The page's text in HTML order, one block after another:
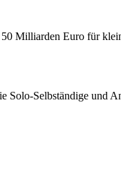
Milliarden Euro für
Solo-Selbständige und